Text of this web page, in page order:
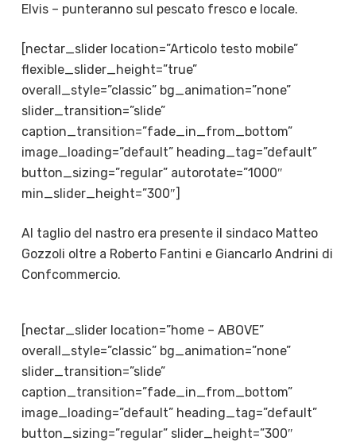
Elvis – punteranno sul pescato fresco e locale.
[nectar_slider location=”Articolo testo mobile”
flexible_slider_height=”true”
overall_style=”classic” bg_animation=”none”
slider_transition=”slide”
caption_transition=”fade_in_from_bottom”
image_loading=”default” heading_tag=”default”
button_sizing=”regular” autorotate=”1000″
min_slider_height=”300″]
Al taglio del nastro era presente il sindaco Matteo
Gozzoli oltre a Roberto Fantini e Giancarlo Andrini di
Confcommercio.
[nectar_slider location=”home – ABOVE”
overall_style=”classic” bg_animation=”none”
slider_transition=”slide”
caption_transition=”fade_in_from_bottom”
image_loading=”default” heading_tag=”default”
button_sizing=”regular” slider_height=”300″